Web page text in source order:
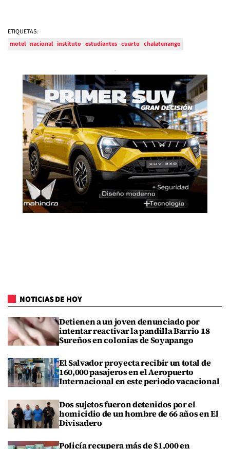
ETIQUETAS:
motel nacional instituto estudiantes cuarto chalatenango
NOTICIAS DE HOY
Detienen a un joven denunciado por
intentar reactivar la pandilla Barrio 18
Sureños en colonias de Soyapango
El Salvador proyecta recibir un total de
160,000 pasajeros en el Aeropuerto
Internacional en este periodo vacacional
Dos sujetos fueron detenidos por el
homicidio de un hombre de 66 años en El
Divisadero
Policía recupera más de $1,000 en